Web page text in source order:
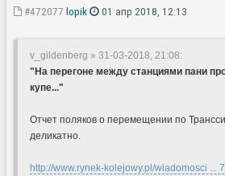
#472077 lopik 01 апр 2018, 12:13
v_gildenberg » 31-03-2018, 21:08:
"На перегоне между станциями пани
купе..."
Отчет поляков о перемещении по
деликатно.
http://www.rynek-kolejowy.pl/wiadomosci ...